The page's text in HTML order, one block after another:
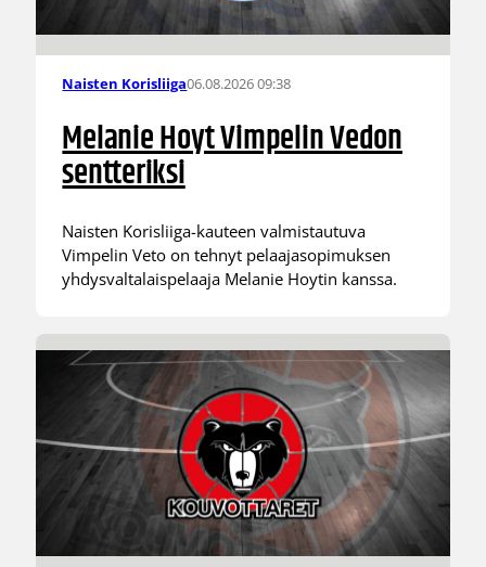
Naisten Korisliiga06.08.2026 09:38
Melanie Hoyt Vimpelin Vedon
sentteriksi
Naisten Korisliiga-kauteen valmistautuva
Vimpelin Veto on tehnyt pelaajasopimuksen
yhdysvaltalaispelaaja Melanie Hoytin kanssa.